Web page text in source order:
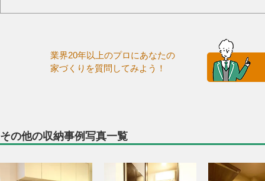
業界20年以上のプロにあなたの
家づくりを質問してみよう！
その他の収納事例写真一覧